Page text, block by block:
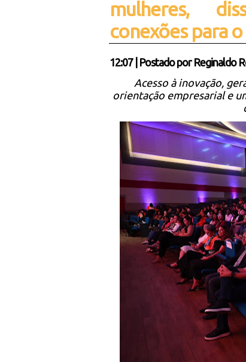
mulheres,
conexões para
12:07| Postado por Reginaldo
Acesso à inovação,
orientação empresarial e